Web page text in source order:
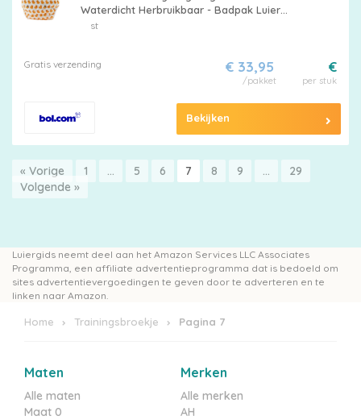
Waterdicht Herbruikbaar - Badpak Luier
Zomer Zwemlessen Trainingsbroek -
st
Gratis verzending €
per stuk
€ 33,95
/pakket
Bekijken
« Vorige 1 … 5 6 7 8 9 …
29
Volgende »
Luiergids neemt deel aan het Amazon Services LLC Associates
Programma, een affiliate advertentieprogramma dat is bedoeld om
sites advertentievergoedingen te geven door te adverteren en te
linken naar Amazon.
Home Trainingsbroekje Pagina 7
Maten
Alle maten
Maat 0
Merken
Alle merken
AH